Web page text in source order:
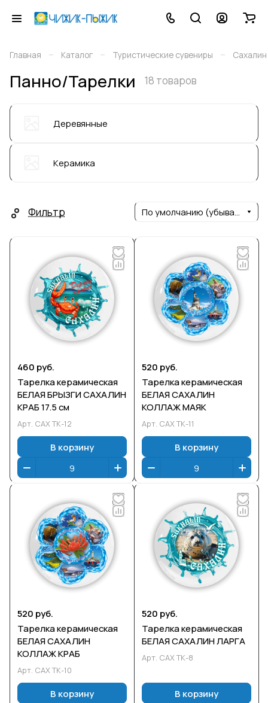
Главная – Каталог – Туристические сувениры – Сахалин
Панно/Тарелки 18 товаров
Деревянные
Керамика
Фильтр По умолчанию (убывание)
460 руб.
Тарелка керамическая
БЕЛАЯ БРЫЗГИ САХАЛИН
КРАБ 17.5 см
Арт. САХ ТК-12
В корзину
520 руб.
Тарелка керамическая
БЕЛАЯ САХАЛИН
КОЛЛАЖ МАЯК
Арт. САХ ТК-11
В корзину
520 руб.
Тарелка керамическая
БЕЛАЯ САХАЛИН
КОЛЛАЖ КРАБ
Арт. САХ ТК-10
В корзину
520 руб.
Тарелка керамическая
БЕЛАЯ САХАЛИН ЛАРГА
Арт. САХ ТК-8
В корзину